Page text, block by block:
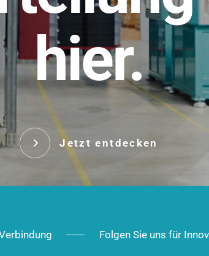
hier.
Jetzt entdecken
Das innovative
robust, IP-
Jetzt
Folgen Sie uns für